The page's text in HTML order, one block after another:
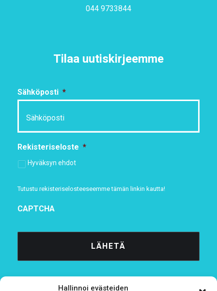
Hallinnoi evästeiden
044 9733844
Tilaa uutiskirjeemme
Sähköposti *
Rekisteriseloste *
Hyväksyn ehdot
Tutustu rekisteriselosteeseemmetämän linkin kautta!
CAPTCHA